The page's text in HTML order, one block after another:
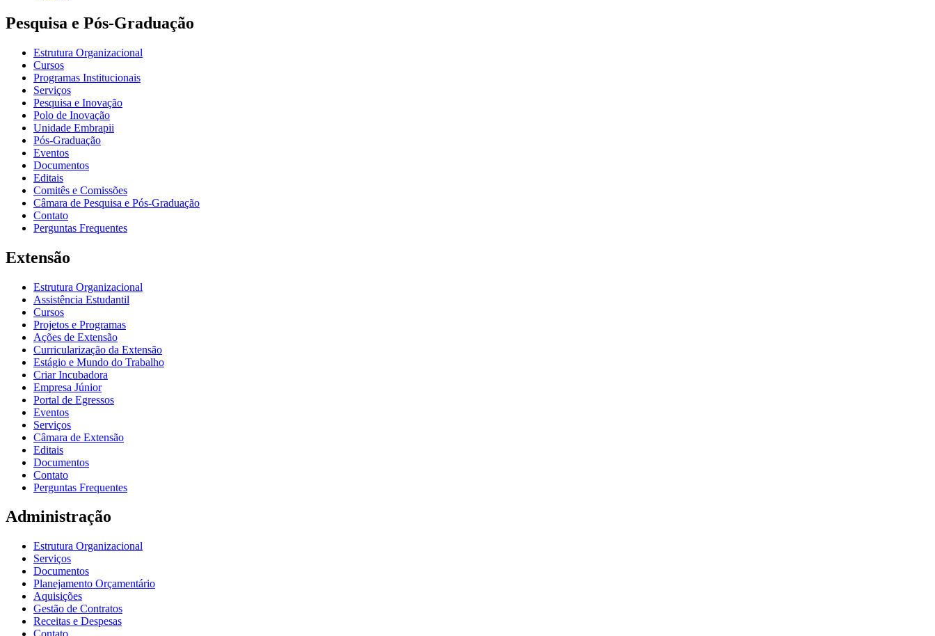
Pesquisa e Pós-Graduação
Estrutura Organizacional
Cursos
Programas Institucionais
Serviços
Pesquisa e Inovação
Polo de Inovação
Unidade Embrapii
Pós-Graduação
Eventos
Documentos
Editais
Comitês e Comissões
Câmara de Pesquisa e Pós-Graduação
Contato
Perguntas Frequentes
Extensão
Estrutura Organizacional
Assistência Estudantil
Cursos
Projetos e Programas
Ações de Extensão
Curricularização da Extensão
Estágio e Mundo do Trabalho
Criar Incubadora
Empresa Júnior
Portal de Egressos
Eventos
Serviços
Câmara de Extensão
Editais
Documentos
Contato
Perguntas Frequentes
Administração
Estrutura Organizacional
Serviços
Documentos
Planejamento Orçamentário
Aquisições
Gestão de Contratos
Receitas e Despesas